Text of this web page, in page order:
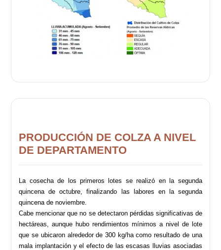
PRODUCCIÓN DE COLZA A NIVEL
DE DEPARTAMENTO
La cosecha de los primeros lotes se realizó en la segunda
quincena de octubre, finalizando las labores en la segunda
quincena de noviembre.
Cabe mencionar que no se detectaron pérdidas significativas de
hectáreas, aunque hubo rendimientos mínimos a nivel de lote
que se ubicaron alrededor de 300 kg/ha como resultado de una
mala implantación y el efecto de las escasas lluvias asociadas